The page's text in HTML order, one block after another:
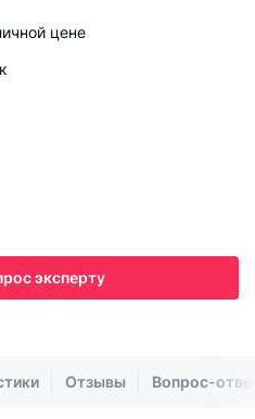
цене
эксперту
Отзывы Вопрос-